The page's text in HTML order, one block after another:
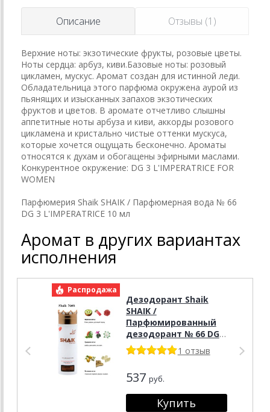
Описание Отзывы (1)
Верхние ноты: экзотические фрукты, розовые цветы.
Ноты сердца: арбуз, киви.Базовые ноты: розовый
цикламен, мускус. Аромат создан для истинной леди.
Обладательница этого парфюма окружена аурой из
пьянящих и изысканных запахов экзотических
фруктов и цветов. В аромате отчетливо слышны
аппетитные ноты арбуза и киви, аккорды розового
цикламена и кристально чистые оттенки мускуса,
которые хочется ощущать бесконечно. Ароматы
относятся к духам и обогащены эфирными маслами.
Конкурентное окружение: DG 3 L'IMPERATRICE FOR
WOMEN
Парфюмерия Shaik SHAIK / Парфюмерная вода № 66
DG 3 L'IMPERATRICE 10 мл
Аромат в других вариантах
исполнения
Распродажа
Дезодорант Shaik
SHAIK /
Парфюмированный
дезодорант № 66 DG 3
L lmperatrice, 200 мл.
1 отзыв
537 руб.